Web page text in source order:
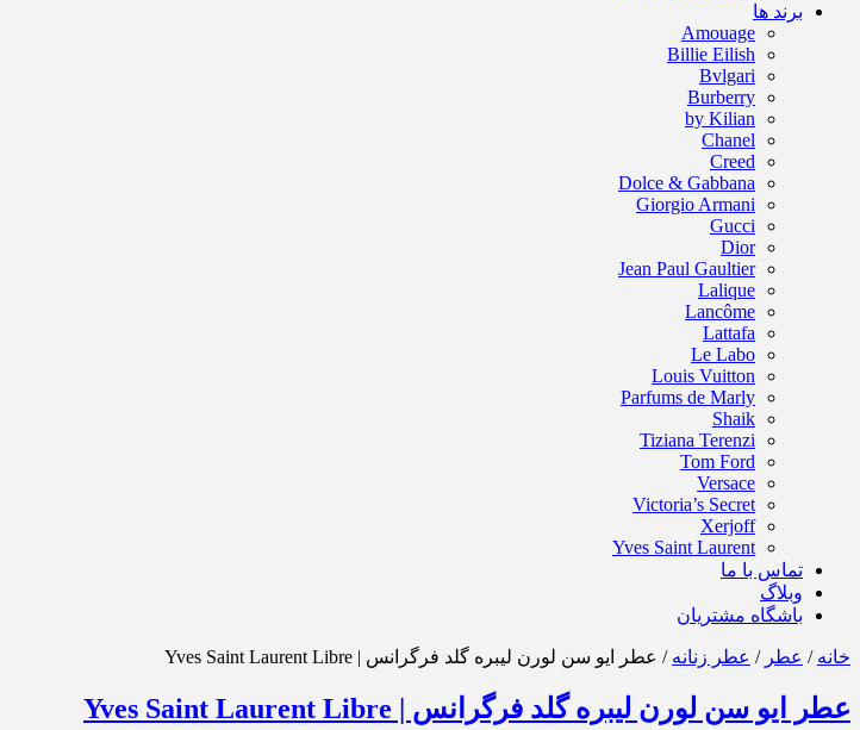
برند ها
Amouage
Billie Eilish
Bvlgari
Burberry
by Kilian
Chanel
Creed
Dolce & Gabbana
Giorgio Armani
Gucci
Dior
Jean Paul Gaultier
Lalique
Lancôme
Lattafa
Le Labo
Louis Vuitton
Parfums de Marly
Shaik
Tiziana Terenzi
Tom Ford
Versace
Victoria’s Secret
Xerjoff
Yves Saint Laurent
تماس با ما
وبلاگ
باشگاه مشتریان
خانه / عطر / عطر زنانه / عطر ایو سن لورن لیبره گلد فرگرانس | Yves Saint Laurent Libre
عطر ایو سن لورن لیبره گلد فرگرانس | Yves Saint Laurent Libre